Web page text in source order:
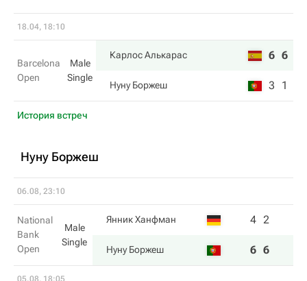
18.04, 18:10
Barcelona
Open
Male
Single
Карлос Алькарас 6 6
Нуну Боржеш 3 1
История встреч
Нуну Боржеш
06.08, 23:10
National
Bank
Open
Male
Single
Янник Ханфман 4 2
Нуну Боржеш 6 6
05.08, 18:05